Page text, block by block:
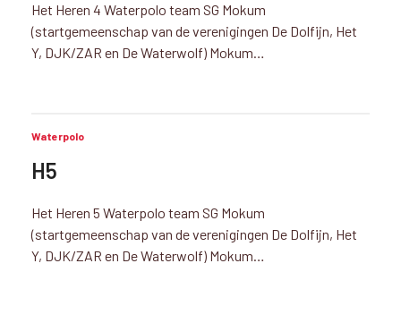
Het Heren 4 Waterpolo team SG Mokum
(startgemeenschap van de verenigingen De Dolfijn, Het
Y, DJK/ZAR en De Waterwolf) Mokum…
Waterpolo
H5
Het Heren 5 Waterpolo team SG Mokum
(startgemeenschap van de verenigingen De Dolfijn, Het
Y, DJK/ZAR en De Waterwolf) Mokum…